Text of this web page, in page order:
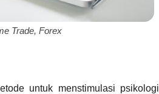
Trade, Forex
untuk menstimulasi psikologi